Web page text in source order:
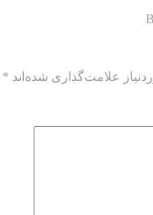
علامت‌گذاری شده‌اند *